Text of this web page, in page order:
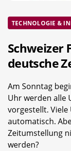
TECHNOLOGIE &
Schweizer
deutsche
Am Sonntag
Uhr werden alle
vorgestellt.
automatisch.
Zeitumstellung
werden?